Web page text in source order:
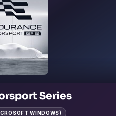
Series
WINDOWS)